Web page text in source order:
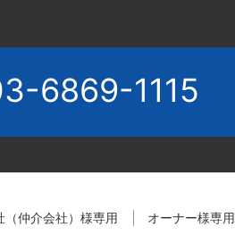
6869-1115
（仲介会社）様専用 オーナー様専用